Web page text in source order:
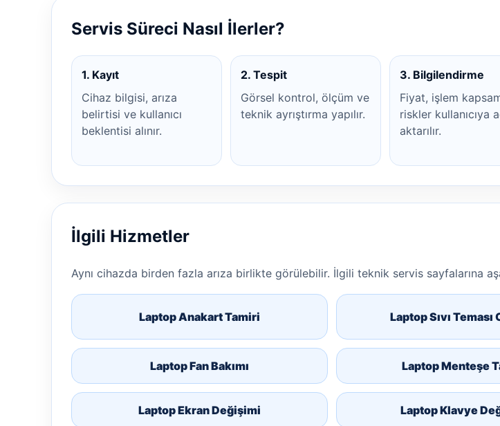
Servis Süreci Nasıl İlerler?
1. Kayıt
Cihaz bilgisi, arıza
belirtisi ve kullanıcı
beklentisi alınır.
2. Tespit
Görsel kontrol, ölçüm ve
teknik ayrıştırma yapılır.
3. Bilgilendirme
Fiyat, işlem
riskler kullanıcıya
aktarılır.
İlgili Hizmetler
Aynı cihazda birden fazla arıza birlikte görülebilir. İlgili teknik servis sayfalarına
Laptop Anakart Tamiri Laptop Sıvı Teması
Laptop Fan Bakımı Laptop Menteşe
Laptop Ekran Değişimi Laptop Klavye